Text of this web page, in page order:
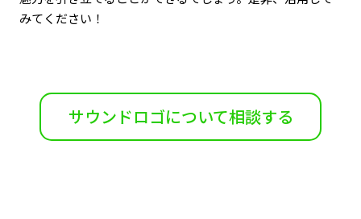
みてください！
サウンドロゴについて相談する